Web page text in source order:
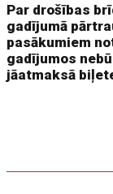
Par drošības
gadījumā
pasākumiem
gadījumos
jāatmaksā